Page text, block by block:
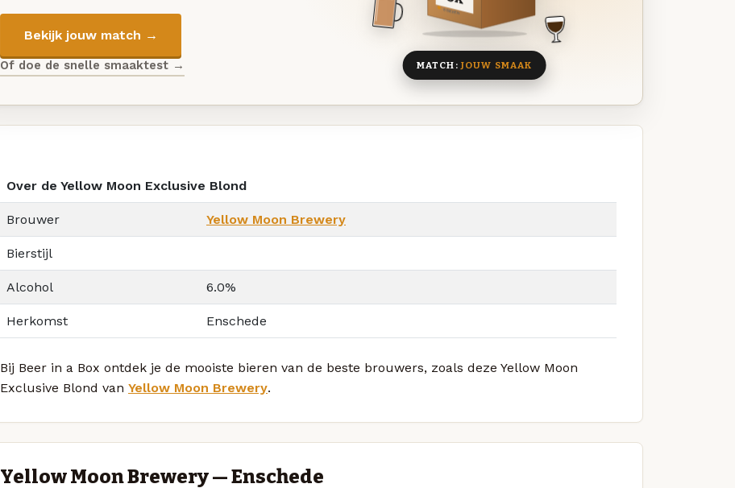
Bekijk jouw match →
Of doe de snelle smaaktest →
8 BIEREN
MATCH: JOUW SMAAK
Over de Yellow Moon Exclusive Blond
Brouwer Yellow Moon Brewery
Bierstijl
Alcohol 6.0%
Herkomst Enschede
Bij Beer in a Box ontdek je de mooiste bieren van de beste brouwers, zoals deze Yellow Moon
Exclusive Blond van Yellow Moon Brewery.
Yellow Moon Brewery — Enschede